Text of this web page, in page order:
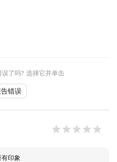
了吗? 选择它并单击
错误
有印象